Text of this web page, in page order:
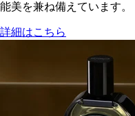
能美を兼ね備えています。
詳細はこちら